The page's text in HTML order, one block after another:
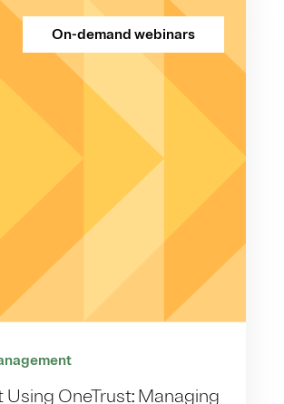
On-demand webinars
Using OneTrust: Managing